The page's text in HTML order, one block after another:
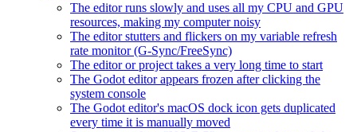
The editor runs slowly and uses all my CPU and GPU
resources, making my computer noisy
The editor stutters and flickers on my variable refresh
rate monitor (G-Sync/FreeSync)
The editor or project takes a very long time to start
The Godot editor appears frozen after clicking the
system console
The Godot editor's macOS dock icon gets duplicated
every time it is manually moved